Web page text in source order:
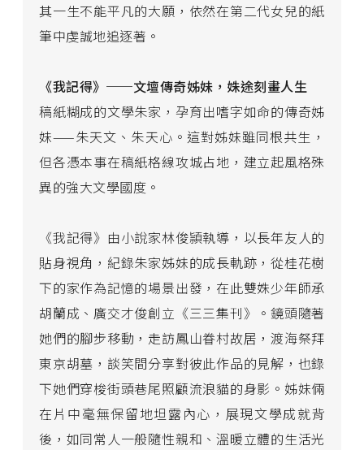
其一生不能平凡的大願，依然在第二代女兒的紙
筆中虔誠地追逐著。
《我記得》──文壇傳奇姊妹，姝途刻畫人生
稿紙糊成的文學朱家，孕育出嗜字如命的傳奇姊
妹——朱天文、朱天心。這對姊妹雖同根共生，
但各憑本事在稿紙格線攻城占地，建立起風格殊
異的強大文學國度。
《我記得》由小說家林俊頴執導，以長年友人的
貼身視角，紀錄朱家姊妹的成長軌跡，從桂花樹
下的家作為記憶的場景出發，在此雙姝少年師承
胡蘭成、廣交才俊創立《三三集刊》。鏡頭隨著
她們的腳步移動，走訪鳳山眷村故居，渡海祭拜
東京胡墓，談笑間分享對彼此作品的見解，也錄
下她們穿梭街頭巷尾照顧流浪貓的身影。姊妹倆
在片中毫無保留地坦露內心，展現文學成就背
後，如同常人一般隨性親和、溫暖立體的生活光